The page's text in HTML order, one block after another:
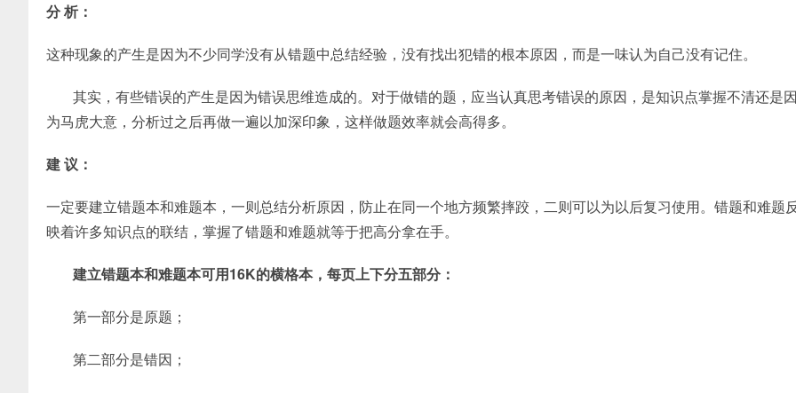
分 析：
这种现象的产生是因为不少同学没有从错题中总结经验，没有找出犯错的根本原因，而是一味认为自己没有记住。
其实，有些错误的产生是因为错误思维造成的。对于做错的题，应当认真思考错误的原因，是知识点掌握不清还是
为马虎大意，分析过之后再做一遍以加深印象，这样做题效率就会高得多。
建 议：
一定要建立错题本和难题本，一则总结分析原因，防止在同一个地方频繁摔跤，二则可以为以后复习使用。错题和难题
映着许多知识点的联结，掌握了错题和难题就等于把高分拿在手。
建立错题本和难题本可用16K的横格本，每页上下分五部分：
第一部分是原题；
第二部分是错因；